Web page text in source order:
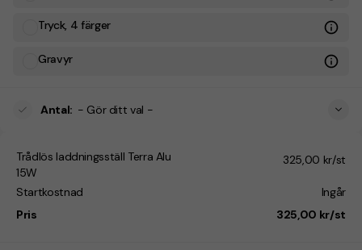
Tryck, 4 färger
Gravyr
Antal: - Gör ditt val -
Trådlös laddningsställ Terra Alu
15W
325,00 kr/st
Startkostnad
Ingår
Pris
325,00 kr/st